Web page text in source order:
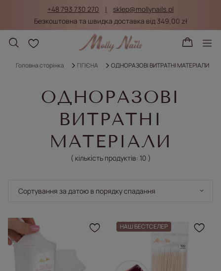
+48 793 730 270
sklep@mollynails.pl
Безкоштовна та швидка доставка від 349,00 zł
Списки покупок
Головна сторінка ГІГІЄНА ОДНОРАЗОВІ ВИТРАТНІ МАТЕРІАЛИ
ОДНОРАЗОВІ
ВИТРАТНІ
МАТЕРІАЛИ
( кількість продуктів: 10 )
Змінити сортування
Сортування за датою в порядку спадання
Натисніть, щоб
НАШ БЕСТСЕЛЕР